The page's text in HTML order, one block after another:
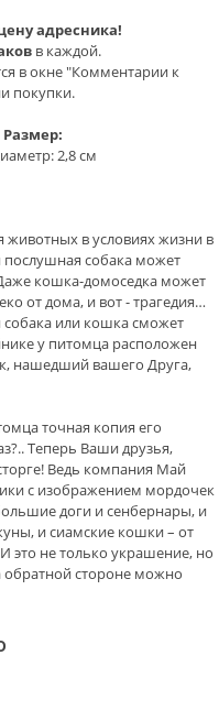
адресника!
в каждой.
в окне "Комментарии к
покупки.
см
животных в условиях жизни в
послушная собака может
кошка-домоседка может
от дома, и вот - трагедия…
или кошка сможет
у питомца расположен
нашедший вашего Друга,
точная копия его
Теперь Ваши друзья,
Ведь компания Май
с изображением мордочек
доги и сенбернары, и
и сиамские кошки – от
это не только украшение, но
обратной стороне можно